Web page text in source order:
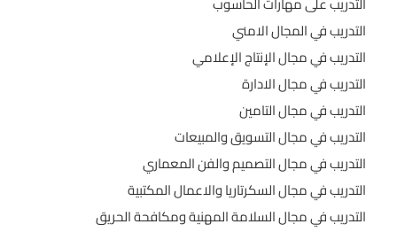
التدريب في المجال الامني
التدريب في مجال الإنتاج الإعلامي
التدريب في مجال الادارة
التدريب في مجال التامين
التدريب في مجال التسويق والمبيعات
التدريب في مجال التصميم والفن المعماري
التدريب في مجال السكرتاريا والاعمال المكتبية
التدريب في مجال السلامة المهنية ومكافحة الحريق